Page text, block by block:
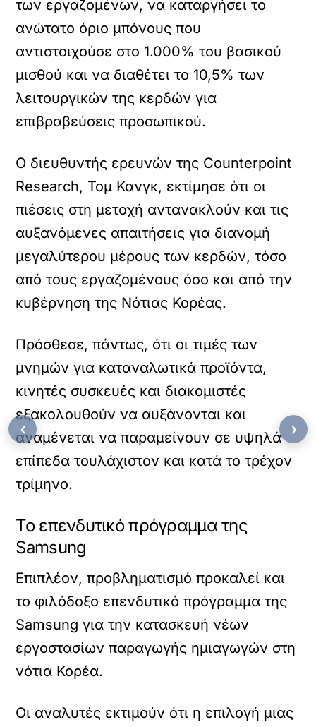
των εργαζομένων, να καταργήσει το
ανώτατο όριο μπόνους που
αντιστοιχούσε στο 1.000% του βασικού
μισθού και να διαθέτει το 10,5% των
λειτουργικών της κερδών για
επιβραβεύσεις προσωπικού.
Ο διευθυντής ερευνών της Counterpoint
Research, Τομ Κανγκ, εκτίμησε ότι οι
πιέσεις στη μετοχή αντανακλούν και τις
αυξανόμενες απαιτήσεις για διανομή
μεγαλύτερου μέρους των κερδών, τόσο
από τους εργαζομένους όσο και από την
κυβέρνηση της Νότιας Κορέας.
Πρόσθεσε, πάντως, ότι οι τιμές των
μνημών για καταναλωτικά προϊόντα,
κινητές συσκευές και διακομιστές
εξακολουθούν να αυξάνονται και
αναμένεται να παραμείνουν σε υψηλά
επίπεδα τουλάχιστον και κατά το τρέχον
τρίμηνο.
Το επενδυτικό πρόγραμμα της
Samsung
Επιπλέον, προβληματισμό προκαλεί και
το φιλόδοξο επενδυτικό πρόγραμμα της
Samsung για την κατασκευή νέων
εργοστασίων παραγωγής ημιαγωγών στη
νότια Κορέα.
Οι αναλυτές εκτιμούν ότι η επιλογή μιας
‹ ›